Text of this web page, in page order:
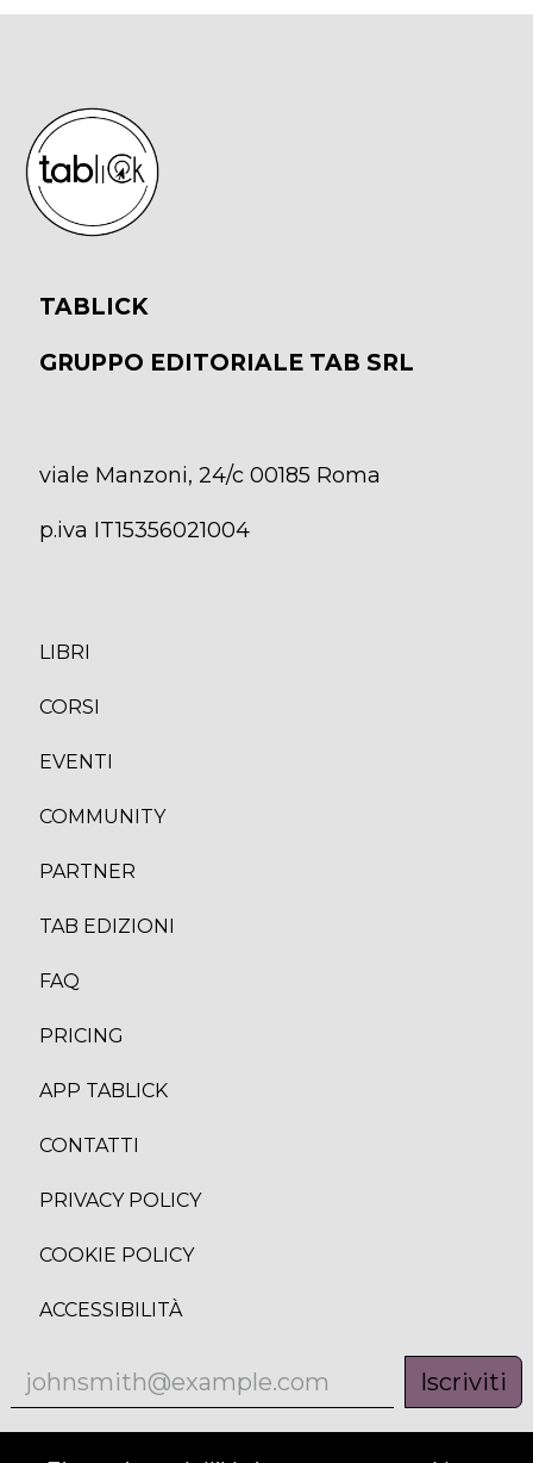
TABLICK
GRUPPO EDITORIALE TAB SRL
viale Manzoni, 24/c 00185 Roma
p.iva IT15356021004
LIBRI
CORSI
EVENTI
COMMUNITY
PARTNER
TAB EDIZIONI
FAQ
PRICING
APP TABLICK
CONTATTI
PRIVACY POLICY
COOKIE POLICY
ACCESSIBILITÀ
Iscriviti